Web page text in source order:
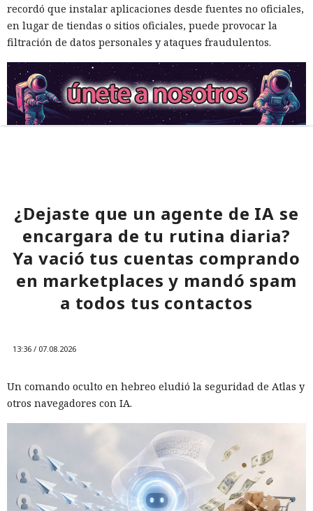
recordó que instalar aplicaciones desde fuentes no oficiales,
en lugar de tiendas o sitios oficiales, puede provocar la
filtración de datos personales y ataques fraudulentos.
¿Dejaste que un agente de IA se
encargara de tu rutina diaria?
Ya vació tus cuentas comprando
en marketplaces y mandó spam
a todos tus contactos
13:36 / 07.08.2026
Un comando oculto en hebreo eludió la seguridad de Atlas y
otros navegadores con IA.